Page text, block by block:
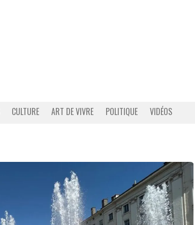
CULTURE ART DE VIVRE POLITIQUE VIDÉOS